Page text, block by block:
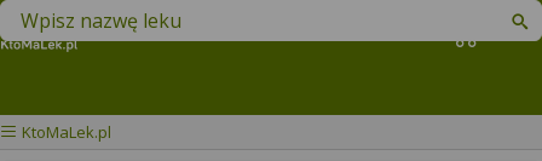
Koszyk
Znajdź lek w swojej okolicy
KtoMaLek.pl